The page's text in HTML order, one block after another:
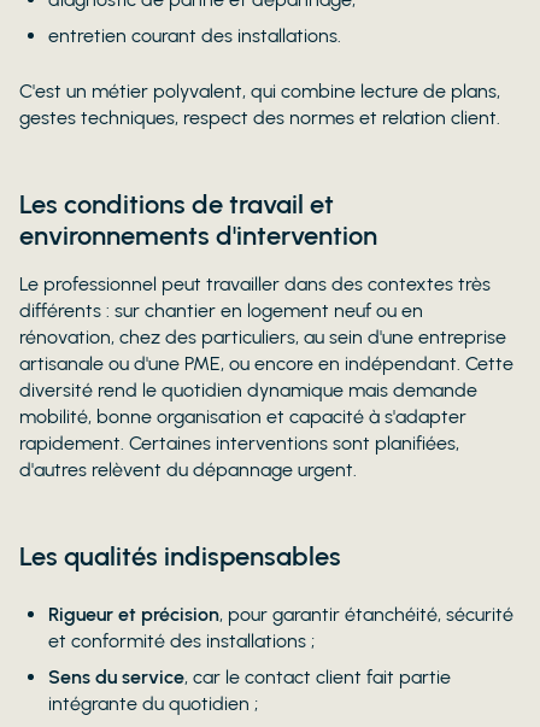
entretien courant des installations.
C'est un métier polyvalent, qui combine lecture de plans,
gestes techniques, respect des normes et relation client.
Les conditions de travail et
environnements d'intervention
Le professionnel peut travailler dans des contextes très
différents : sur chantier en logement neuf ou en
rénovation, chez des particuliers, au sein d'une entreprise
artisanale ou d'une PME, ou encore en indépendant. Cette
diversité rend le quotidien dynamique mais demande
mobilité, bonne organisation et capacité à s'adapter
rapidement. Certaines interventions sont planifiées,
d'autres relèvent du dépannage urgent.
Les qualités indispensables
Rigueur et précision, pour garantir étanchéité, sécurité
et conformité des installations ;
Sens du service, car le contact client fait partie
intégrante du quotidien ;